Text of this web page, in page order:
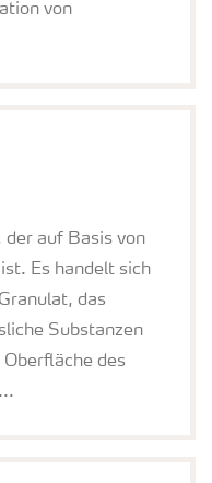
von
der auf Basis von
Es handelt sich
das
Substanzen
des